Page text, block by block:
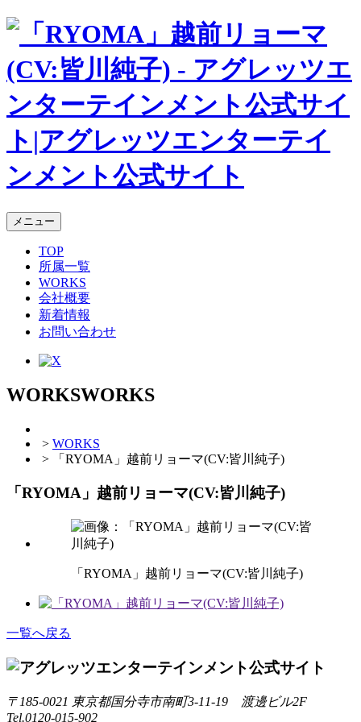
メニュー
TOP
所属一覧
WORKS
会社概要
新着情報
お問い合わせ
WORKSWORKS
> WORKS
> 「RYOMA」越前リョーマ(CV:皆川純子)
「RYOMA」越前リョーマ(CV:皆川純子)
「RYOMA」越前リョーマ(CV:皆川純子)
一覧へ戻る
〒185-0021 東京都国分寺市南町3-11-19 渡邊ビル2F
Tel.0120-015-902